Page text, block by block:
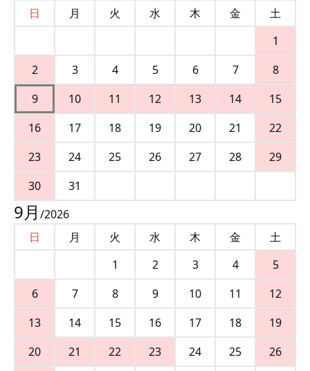
日
月 火 水 木 金
土
1
2
3 4 5 6 7
8
9
10 11 12 13 14
15
16
17 18 19 20 21
22
23
24 25 26 27 28
29
30
31
9月 /2026
日
月 火 水 木 金
土
1
2 3 4
5
6
7 8 9 10 11
12
13
14 15 16 17 18
19
20
21 22 23 24 25
26